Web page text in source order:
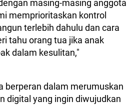
masing-masing anggota
memprioritaskan kontrol
terlebih dahulu dan cara
tahu orang tua jika anak
dalam kesulitan,"
berperan dalam merumuskan
digital yang ingin diwujudkan